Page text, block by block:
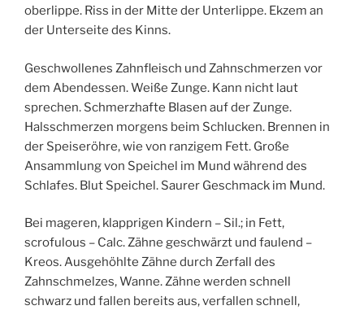
oberlippe. Riss in der Mitte der Unterlippe. Ekzem an
der Unterseite des Kinns.
Geschwollenes Zahnfleisch und Zahnschmerzen vor
dem Abendessen. Weiße Zunge. Kann nicht laut
sprechen. Schmerzhafte Blasen auf der Zunge.
Halsschmerzen morgens beim Schlucken. Brennen in
der Speiseröhre, wie von ranzigem Fett. Große
Ansammlung von Speichel im Mund während des
Schlafes. Blut Speichel. Saurer Geschmack im Mund.
Bei mageren, klapprigen Kindern – Sil.; in Fett,
scrofulous – Calc. Zähne geschwärzt und faulend –
Kreos. Ausgehöhlte Zähne durch Zerfall des
Zahnschmelzes, Wanne. Zähne werden schnell
schwarz und fallen bereits aus, verfallen schnell,